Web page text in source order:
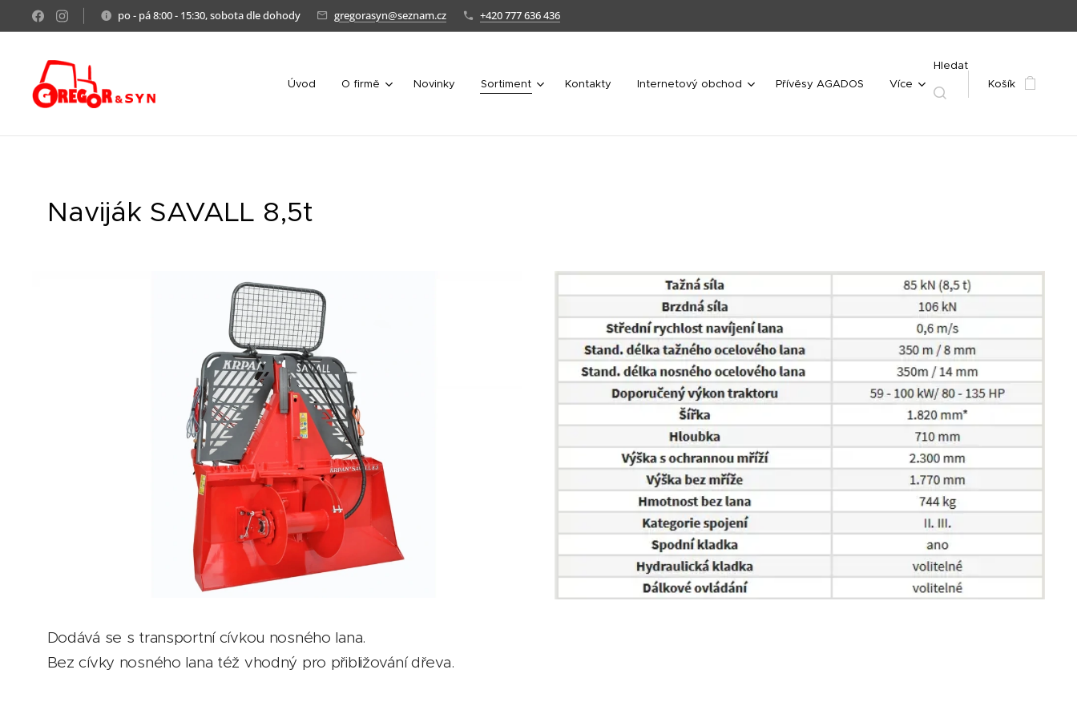
po - pá 8:00 - 15:30, sobota dle dohody gregorasyn@seznam.cz +420 777 636 436
Úvod O firmě Novinky Sortiment Kontakty Internetový obchod Přívěsy AGADOS Více
Hledat
Košík
Naviják SAVALL 8,5t
Dodává se s transportní cívkou nosného lana.
Bez cívky nosného lana též vhodný pro přibližování dřeva.